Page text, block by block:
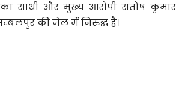
साथी और मुख्य आरोपी संतोष कुमार
की जेल में निरुद्ध है।